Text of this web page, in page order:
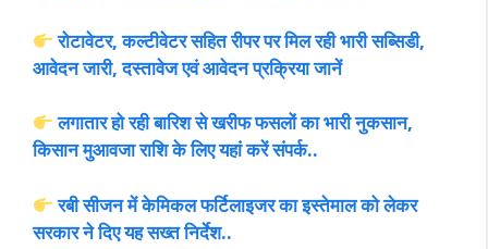
रोटावेटर, कल्टीवेटर सहित रीपर पर मिल रही भारी सब्सिडी,
आवेदन जारी, दस्तावेज एवं आवेदन प्रक्रिया जानें
लगातार हो रही बारिश से खरीफ फसलों का भारी नुकसान,
किसान मुआवजा राशि के लिए यहां करें संपर्क..
रबी सीजन में केमिकल फर्टिलाइजर का इस्तेमाल को लेकर
सरकार ने दिए यह सख्त निर्देश..